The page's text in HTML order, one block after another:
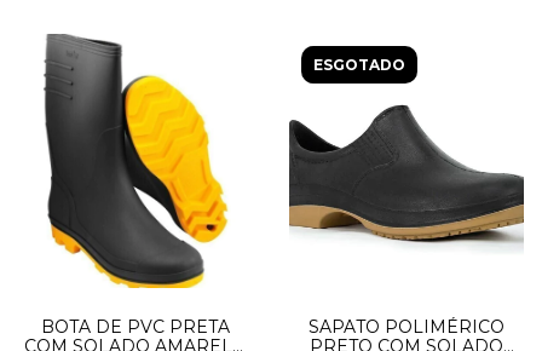
BOTA DE PVC PRETA
COM SOLADO AMARELO
ESGOTADO
SAPATO POLIMÉRICO
PRETO COM SOLADO